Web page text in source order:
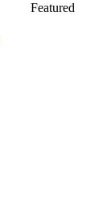
Featured